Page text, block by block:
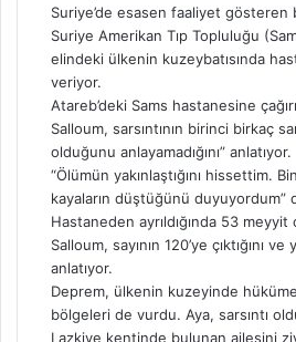
Suriye’de esasen faaliyet gösteren
Suriye Amerikan Tıp Topluluğu
elindeki ülkenin kuzeybatısında
veriyor.
Atareb’deki Sams hastanesine
Salloum, sarsıntının birinci birkaç
olduğunu anlayamadığını” anlatıyor.
“Ölümün yakınlaştığını hissettim.
kayaların düştüğünü duyuyordum”
Hastaneden ayrıldığında 53
Salloum, sayının 120’ye çıktığını ve
anlatıyor.
Deprem, ülkenin kuzeyinde
bölgeleri de vurdu. Aya, sarsıntı
Lazkiye kentinde bulunan ailesini